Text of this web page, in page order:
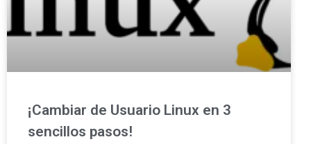
¡Cambiar de Usuario Linux en 3
sencillos pasos!